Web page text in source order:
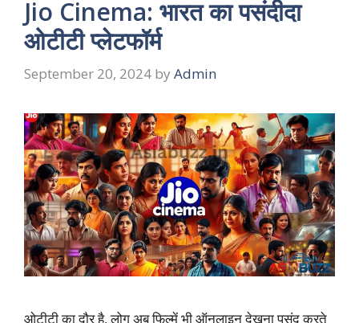
Jio Cinema: भारत का पसंदीदा
ओटीटी प्लेटफॉर्म
September 20, 2024 by Admin
ओटीटी का दौर है, लोग अब फिल्में भी ऑनलाइन देखना पसंद करते